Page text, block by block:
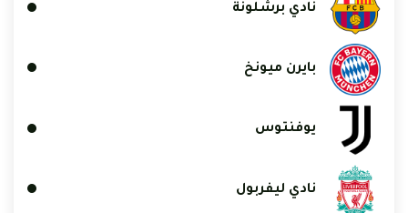
نادي برشلونة
بايرن ميونخ
يوفنتوس
نادي ليفربول